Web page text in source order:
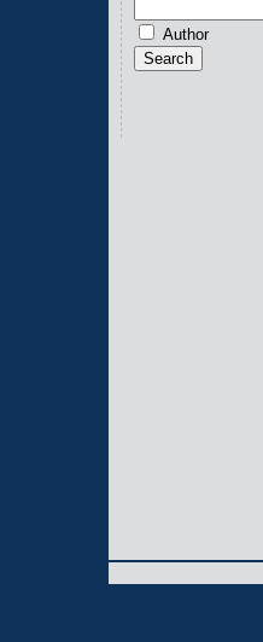
Author